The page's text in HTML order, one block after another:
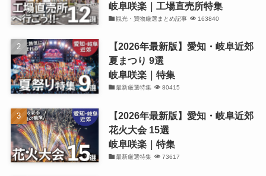
岐阜咲楽｜工場直売所特集
観光・買物厳選まとめ記事 163840
【2026年最新版】愛知・岐阜近郊
夏まつり 9選
岐阜咲楽｜特集
最新厳選特集 80415
【2026年最新版】愛知・岐阜近郊
花火大会 15選
岐阜咲楽｜特集
最新厳選特集 73617